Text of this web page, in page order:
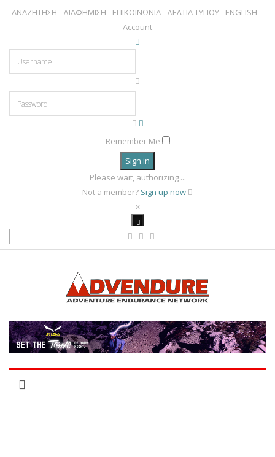
ΑΝΑΖΗΤΗΣΗ ΔΙΑΦΗΜΙΣΗ ΕΠΙΚΟΙΝΩΝΙΑ ΔΕΛΤΙΑ ΤΥΠΟΥ
ENGLISH
Account
Remember Me
Sign in
Please wait, authorizing ...
Not a member? Sign up now
×